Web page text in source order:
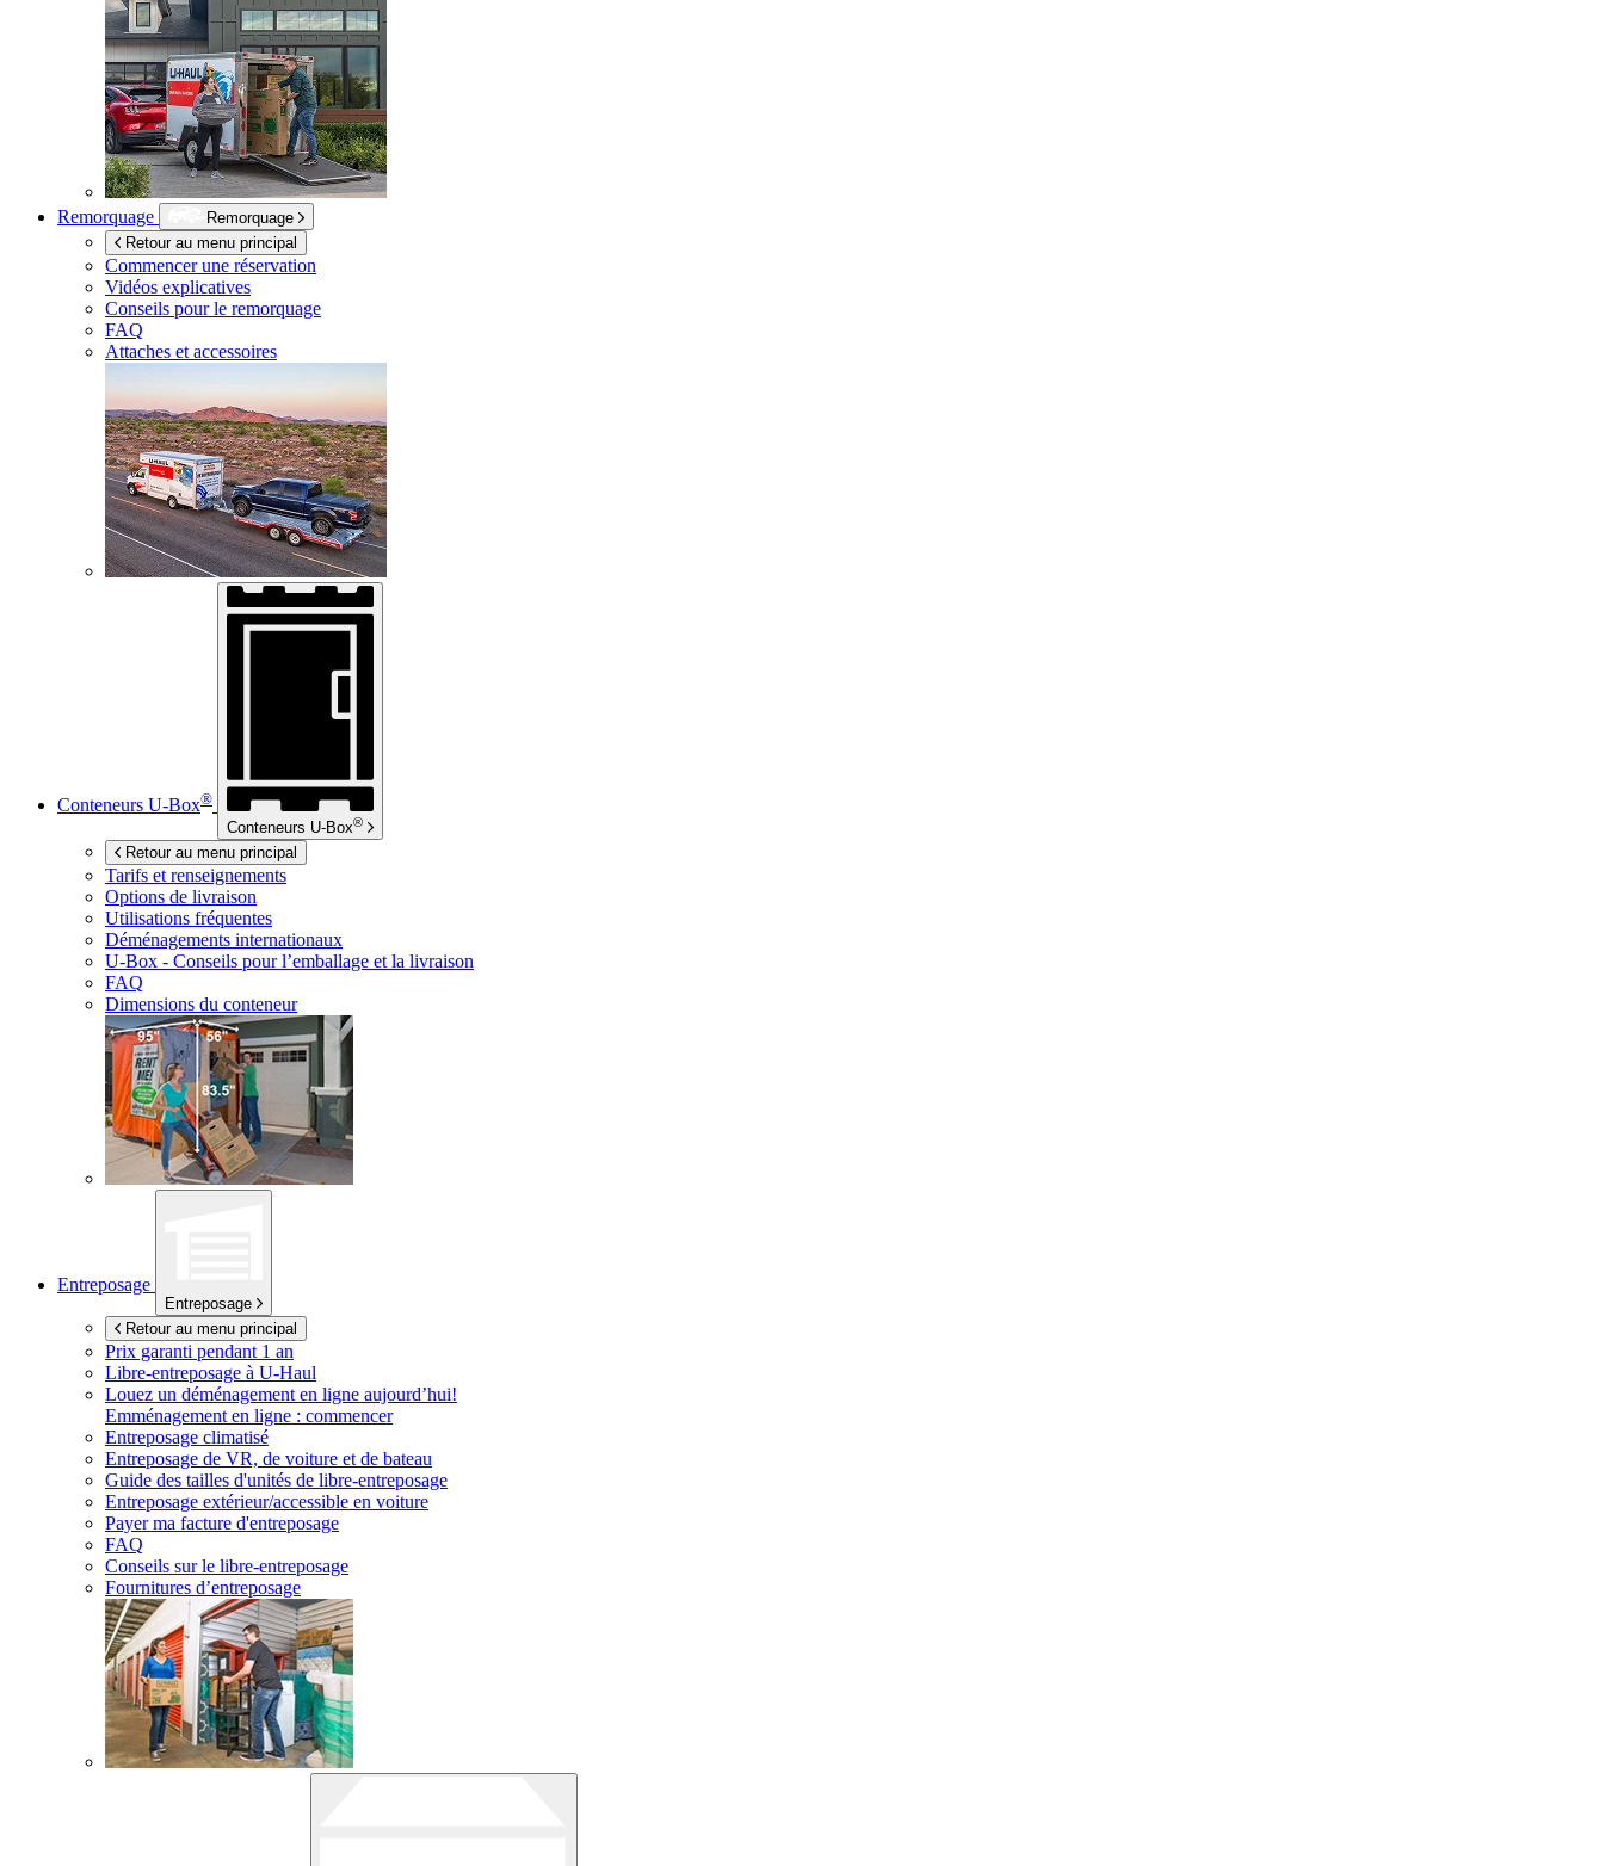
Remorquage
Remorquage
Retour au menu principal
Commencer une réservation
Vidéos explicatives
Conseils pour le remorquage
FAQ
Attaches et accessoires
Conteneurs U-Box®
Conteneurs U-Box®
Retour au menu principal
Tarifs et renseignements
Options de livraison
Utilisations fréquentes
Déménagements internationaux
U-Box - Conseils pour l’emballage et la livraison
FAQ
Dimensions du conteneur
Entreposage
Entreposage
Retour au menu principal
Prix garanti pendant 1 an
Libre-entreposage à U-Haul
Louez un déménagement en ligne aujourd’hui!
Emménagement en ligne : commencer
Entreposage climatisé
Entreposage de VR, de voiture et de bateau
Guide des tailles d'unités de libre-entreposage
Entreposage extérieur/accessible en voiture
Payer ma facture d'entreposage
FAQ
Conseils sur le libre-entreposage
Fournitures d’entreposage